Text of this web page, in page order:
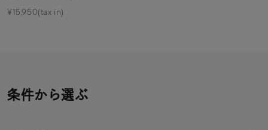
¥15,950(tax in)
条件から選ぶ